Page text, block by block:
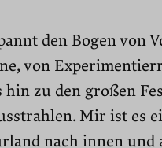
den Bogen von
von
zu den großen
Mir ist es
nach innen und